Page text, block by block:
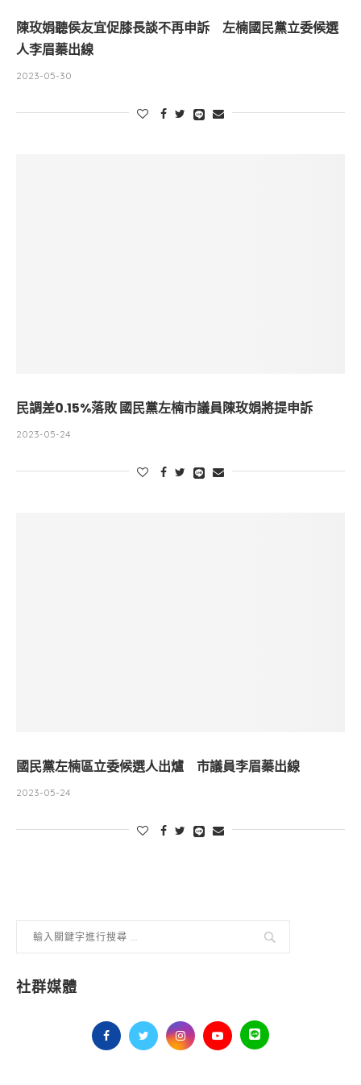
陳玫娟聽侯友宜促膝長談不再申訴 左楠國民黨立委候選
人李眉蓁出線
2023-05-30
民調差0.15%落敗 國民黨左楠市議員陳玫娟將提申訴
2023-05-24
國民黨左楠區立委候選人出爐 市議員李眉蓁出線
2023-05-24
社群媒體